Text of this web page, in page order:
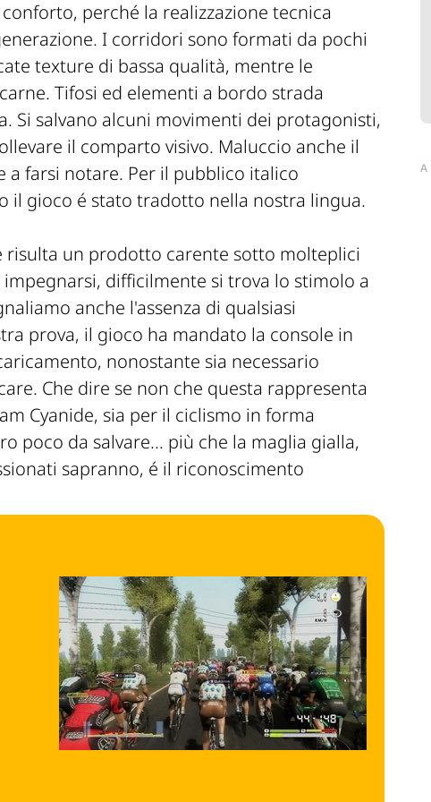
perché la realizzazione tecnica
I corridori sono formati da pochi
texture di bassa qualità, mentre le
Tifosi ed elementi a bordo strada
Si salvano alcuni movimenti dei protagonisti,
il comparto visivo. Maluccio anche il
a farsi notare. Per il pubblico italico
il gioco é stato tradotto nella nostra lingua.
risulta un prodotto carente sotto molteplici
difficilmente si trova lo stimolo a
anche l'assenza di qualsiasi
prova, il gioco ha mandato la console in
nonostante sia necessario
Che dire se non che questa rappresenta
Cyanide, sia per il ciclismo in forma
poco da salvare... più che la maglia gialla,
sapranno, é il riconoscimento